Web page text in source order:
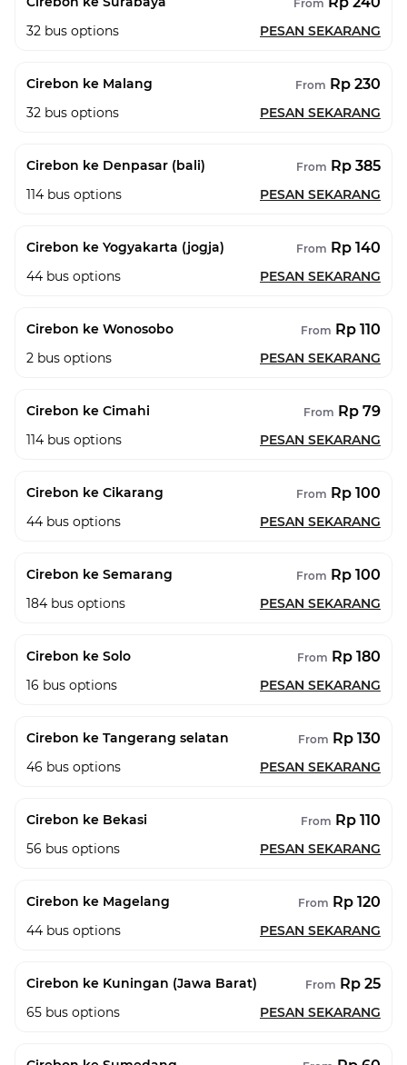
From
32 bus options PESAN SEKARANG
Cirebon ke Malang From Rp 230
32 bus options PESAN SEKARANG
Cirebon ke Denpasar (bali) From Rp 385
114 bus options PESAN SEKARANG
Cirebon ke Yogyakarta (jogja) From Rp 140
44 bus options PESAN SEKARANG
Cirebon ke Wonosobo From Rp 110
2 bus options PESAN SEKARANG
Cirebon ke Cimahi From Rp 79
114 bus options PESAN SEKARANG
Cirebon ke Cikarang From Rp 100
44 bus options PESAN SEKARANG
Cirebon ke Semarang From Rp 100
184 bus options PESAN SEKARANG
Cirebon ke Solo From Rp 180
16 bus options PESAN SEKARANG
Cirebon ke Tangerang selatan From Rp 130
46 bus options PESAN SEKARANG
Cirebon ke Bekasi From Rp 110
56 bus options PESAN SEKARANG
Cirebon ke Magelang From Rp 120
44 bus options PESAN SEKARANG
Cirebon ke Kuningan (Jawa Barat) From Rp 25
65 bus options PESAN SEKARANG